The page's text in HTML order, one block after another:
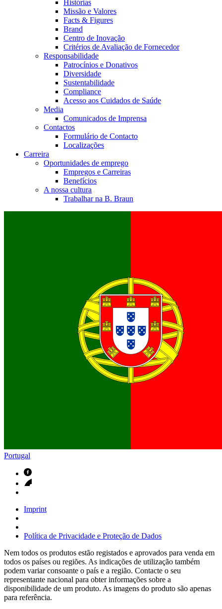
Histórias
Missão e Valores
Facts & Figures
Brand
Centro de Inovação
Critérios de Avaliação de Fornecedor
Responsabilidade
Patrocínios e Donativos
Diversidade
Sustentabilidade
Compliance
Acesso aos Cuidados de Saúde
Media
Comunicados de Imprensa
Contactos
Formulário de Contacto
Localizações
Carreira
Oportunidades de emprego
Empregos e Carreiras
Benefícios
A nossa cultura
Trabalhar na B. Braun
Portugal
Imprint
Política de Privacidade e Proteção de Dados
Nem todos os produtos estão registados e aprovados para venda em
todos os países ou regiões. As indicações de utilização também
podem variar consoante o país e a região. Contacte o seu
representante nacional para obter informações sobre a
disponibilidade de um produto. As imagens do produto são apenas
para referência.